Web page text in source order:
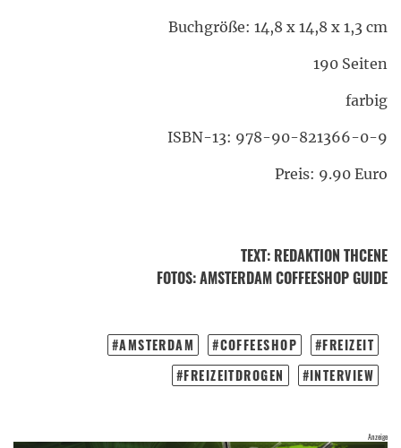
Buchgröße: 14,8 x 14,8 x 1,3 cm
190 Seiten
farbig
ISBN-13: 978-90-821366-0-9
Preis: 9.90 Euro
TEXT: REDAKTION THCENE
FOTOS: AMSTERDAM COFFEESHOP GUIDE
AMSTERDAM COFFEESHOP
FREIZEIT
FREIZEITDROGEN
INTERVIEW